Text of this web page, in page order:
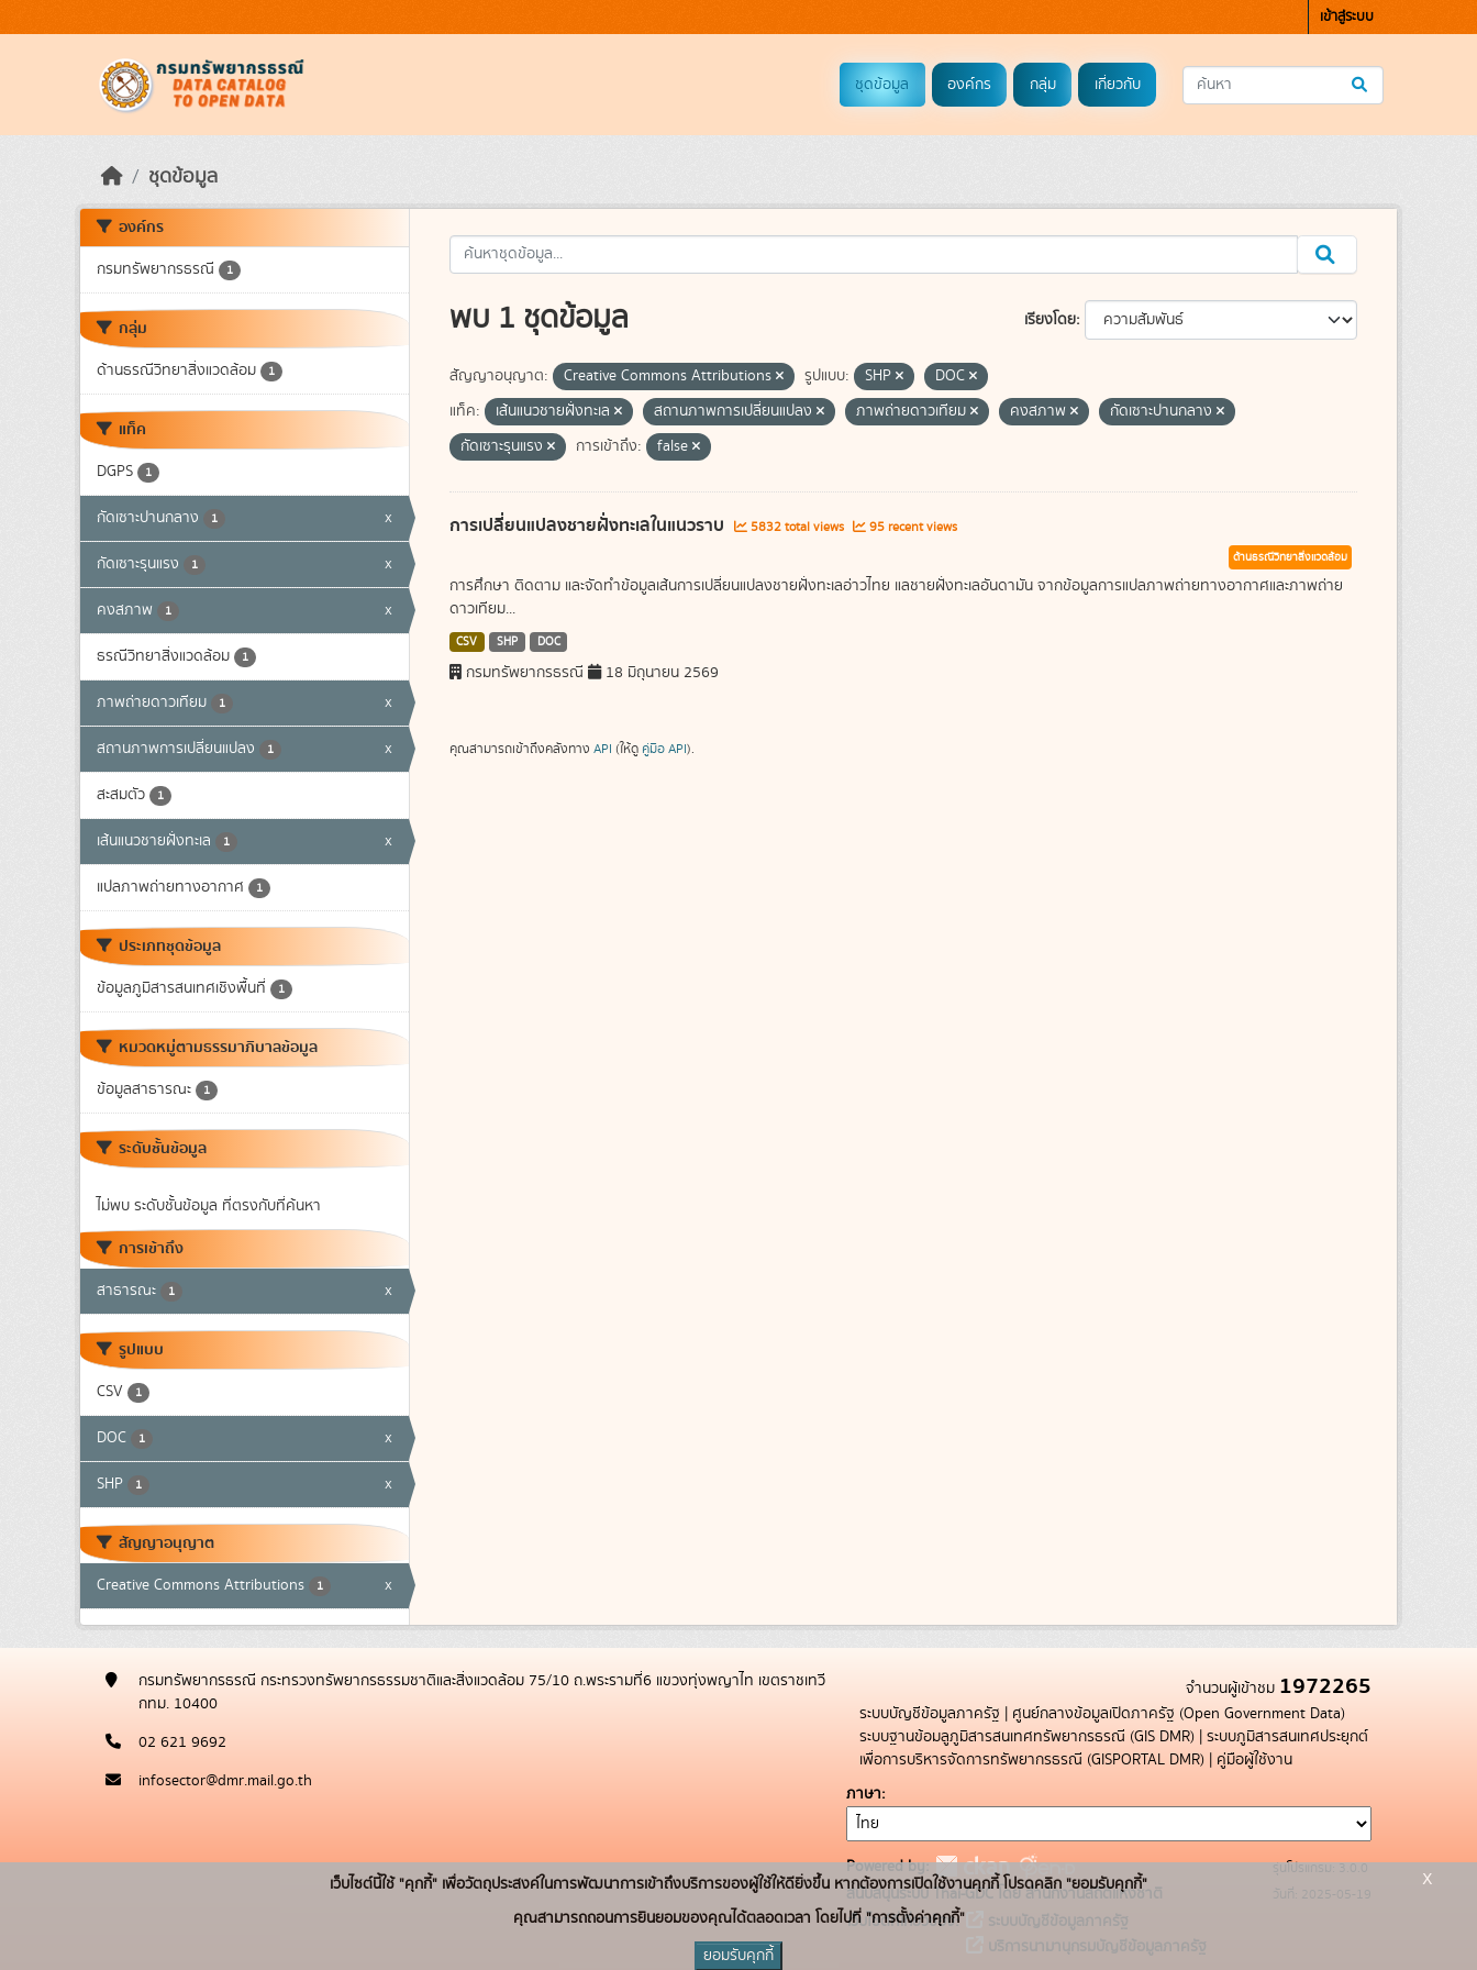
เข้าสู่ระบบ
ชุดข้อมูล องค์กร กลุ่ม เกี่ยวกับ
ชุดข้อมูล
องค์กร
กรมทรัพยากรธรณี 1
กลุ่ม
ด้านธรณีวิทยาสิ่งแวดล้อม 1
แท็ค
DGPS 1
กัดเซาะปานกลาง 1 x
กัดเซาะรุนแรง 1 x
คงสภาพ 1 x
ธรณีวิทยาสิ่งแวดล้อม 1
ภาพถ่ายดาวเทียม 1 x
สถานภาพการเปลี่ยนแปลง 1 x
สะสมตัว 1
เส้นแนวชายฝั่งทะเล 1 x
แปลภาพถ่ายทางอากาศ 1
ประเภทชุดข้อมูล
ข้อมูลภูมิสารสนเทศเชิงพื้นที่ 1
หมวดหมู่ตามธรรมาภิบาลข้อมูล
ข้อมูลสาธารณะ 1
ระดับชั้นข้อมูล
ไม่พบ ระดับชั้นข้อมูล ที่ตรงกับที่ค้นหา
การเข้าถึง
สาธารณะ 1 x
รูปแบบ
CSV 1
DOC 1 x
SHP 1 x
สัญญาอนุญาต
Creative Commons Attributions 1 x
เรียงโดย
พบ 1 ชุดข้อมูล
สัญญาอนุญาต: Creative Commons Attributions รูปแบบ: SHP
DOC
แท็ค:
เส้นแนวชายฝั่งทะเล สถานภาพการเปลี่ยนแปลง ภาพถ่ายดาวเทียม คงสภาพ
กัดเซาะปานกลาง
กัดเซาะรุนแรง
การเข้าถึง: false
การเปลี่ยนแปลงชายฝั่งทะเลในแนวราบ 5832 total views 95 recent views
ด้านธรณีวิทยาสิ่งแวดล้อม
การศึกษา ติดตาม และจัดทำข้อมูลเส้นการเปลี่ยนแปลงชายฝั่งทะเลอ่าวไทย แลชายฝั่งทะเลอันดามัน จากข้อมูลการแปลภาพถ่ายทางอากาศและภาพถ่าย
ดาวเทียม...
CSV SHP DOC
กรมทรัพยากรธรณี 18 มิถุนายน 2569
คุณสามารถเข้าถึงคลังทาง API (ให้ดู คู่มือ API).
กรมทรัพยากรธรณี กระทรวงทรัพยากรธรรมชาติและสิ่งแวดล้อม 75/10 ถ.พระรามที่6 แขวงทุ่งพญาไท เขตราชเทวี
กทม. 10400
02 621 9692
infosector@dmr.mail.go.th
จำนวนผู้เข้าชม 1972265
ระบบบัญชีข้อมูลภาครัฐ | ศูนย์กลางข้อมูลเปิดภาครัฐ (Open Government Data)
ระบบฐานข้อมลูภูมิสารสนเทศทรัพยากรธรณี (GIS DMR) | ระบบภูมิสารสนเทศประยุกต์
เพื่อการบริหารจัดการทรัพยากรธรณี (GISPORTAL DMR) | คู่มือผู้ใช้งาน
ภาษา
Powered by:
สนับสนุนระบบ Thai-GDC โดย สำนักงานสถิติแห่งชาติ
เว็บไซต์ที่เกี่ยวข้อง:
ระบบบัญชีข้อมูลภาครัฐ
บริการนามานุกรมบัญชีข้อมูลภาครัฐ
รุ่นโปรแกรม: 3.0.0
วันที่: 2025-05-19
เว็บไซต์นี้ใช้ "คุกกี้" เพื่อวัตถุประสงค์ในการพัฒนาการเข้าถึงบริการของผู้ใช้ให้ดียิ่งขึ้น หากต้องการเปิดใช้งานคุกกี้ โปรดคลิก "ยอมรับคุกกี้"
คุณสามารถถอนการยินยอมของคุณได้ตลอดเวลา โดยไปที่ "การตั้งค่าคุกกี้"
ยอมรับคุกกี้
x